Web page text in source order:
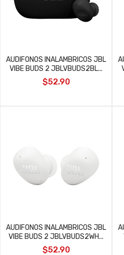
AUDIFONOS INALAMBRICOS JBL
VIBE BUDS 2 JBLVBUDS2BL...
$52.90
AUDIFONOS INALAMBRICOS JBL
VIBE BUDS 2 JBLVBUDS2WH...
$52.90